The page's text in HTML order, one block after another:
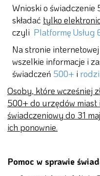
Wnioski o świadczenie
składać tylko
czyli Platformę Usług
Na stronie internetowej
wszelkie informacje i
świadczeń 500+ i
Osoby, które wcześniej
500+ do urzędów miast
świadczeniowy do 31
ich ponownie.
Pomoc w sprawie